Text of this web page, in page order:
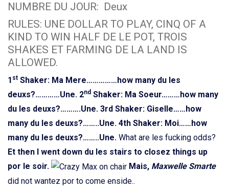
NUMBRE DU JOUR: Deux
RULES: UNE DOLLAR TO PLAY, CINQ OF A
KIND TO WIN HALF DE LE POT, TROIS
SHAKES ET FARMING DE LA LAND IS
ALLOWED.
1 st Shaker: Ma Mere……………how many du les
deuxs?…………Une. 2nd Shaker: Ma Soeur………how many
du les deuxs?……….Une. 3rd Shaker: Giselle……how
many du les deuxs?……..Une. 4th Shaker: Moi……how
many du les deuxs?……..Une. What are les fucking odds?
Et then I went down du les stairs to closez things up
por le soir.
Mais, Maxwelle Smarte
did not wantez por to come enside..